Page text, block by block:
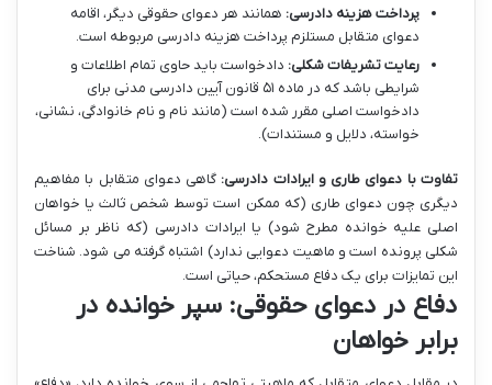
پرداخت هزینه دادرسی: همانند هر دعوای حقوقی دیگر، اقامه
دعوای متقابل مستلزم پرداخت هزینه دادرسی مربوطه است.
رعایت تشریفات شکلی: دادخواست باید حاوی تمام اطلاعات و
شرایطی باشد که در ماده ۵۱ قانون آیین دادرسی مدنی برای
دادخواست اصلی مقرر شده است (مانند نام و نام خانوادگی، نشانی،
خواسته، دلایل و مستندات).
تفاوت با دعوای طاری و ایرادات دادرسی: گاهی دعوای متقابل با مفاهیم
دیگری چون دعوای طاری (که ممکن است توسط شخص ثالث یا خواهان
اصلی علیه خوانده مطرح شود) یا ایرادات دادرسی (که ناظر بر مسائل
شکلی پرونده است و ماهیت دعوایی ندارد) اشتباه گرفته می شود. شناخت
این تمایزات برای یک دفاع مستحکم، حیاتی است.
دفاع در دعوای حقوقی: سپر خوانده در
برابر خواهان